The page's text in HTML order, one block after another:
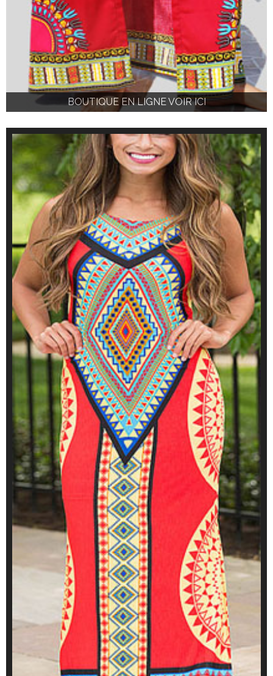
BOUTIQUE EN LIGNE VOIR ICI